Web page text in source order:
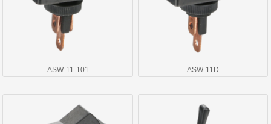
ASW-11-101 ASW-11D